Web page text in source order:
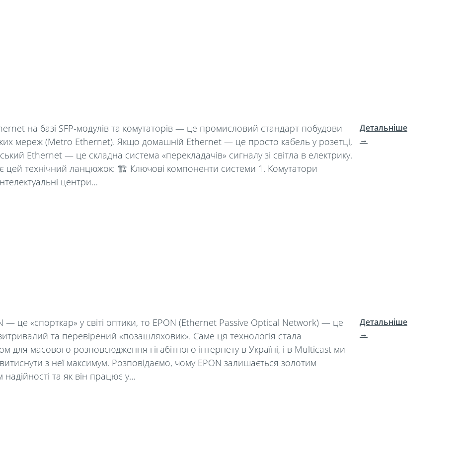
на базі SFP-модулів та комутаторів — це промисловий стандарт побудови
мереж (Metro Ethernet). Якщо домашній Ethernet — це просто кабель у розетці,
Ethernet — це складна система «перекладачів» сигналу зі світла в електрику.
цей технічний ланцюжок: 🏗 Ключові компоненти системи 1. Комутатори
центри…
Детальніше
→
— це «спорткар» у світі оптики, то EPON (Ethernet Passive Optical Network) — це
та перевірений «позашляховик». Саме ця технологія стала
для масового розповсюдження гігабітного інтернету в Україні, і в Multicast ми
з неї максимум. Розповідаємо, чому EPON залишається золотим
надійності та як він працює у…
Детальніше
→